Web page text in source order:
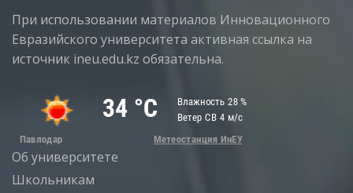
При использовании материалов Инновационного
Евразийского университета активная ссылка на
источник ineu.edu.kz обязательна.
Об университете
Школьникам